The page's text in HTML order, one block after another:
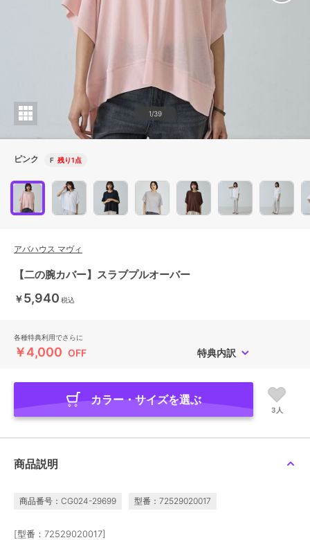
1/39
ピンク F 残り1点
アバハウス マヴィ
【二の腕カバー】スラブプルオーバー
￥5,940 税込
各種特典利用でさらに
￥4,000 OFF 特典内訳
カラー・サイズを選ぶ
3人
商品説明
商品番号：CG024-29699 型番：72529020017
[型番：72529020017]